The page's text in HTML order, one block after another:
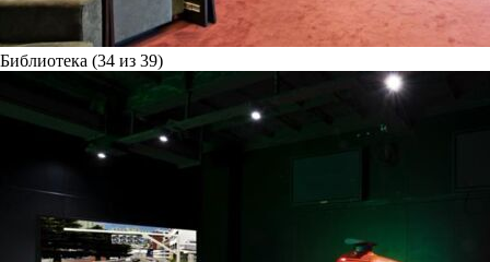
Библиотека (34 из 39)